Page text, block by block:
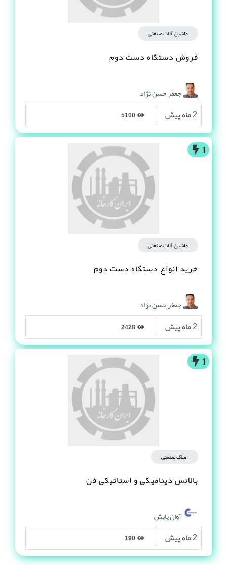
ماشین آلات صنعتی
فروش دستگاه دست دوم
جعفر حسن نژاد
2 ماه پیش
1
ماشین آلات صنعتی
خرید انواع دستگاه دست دوم
جعفر حسن نژاد
2 ماه پیش
1
املاک صنعتی
بالانس دینامیکی و استاتیکی فن
آوان پایش
2 ماه پیش